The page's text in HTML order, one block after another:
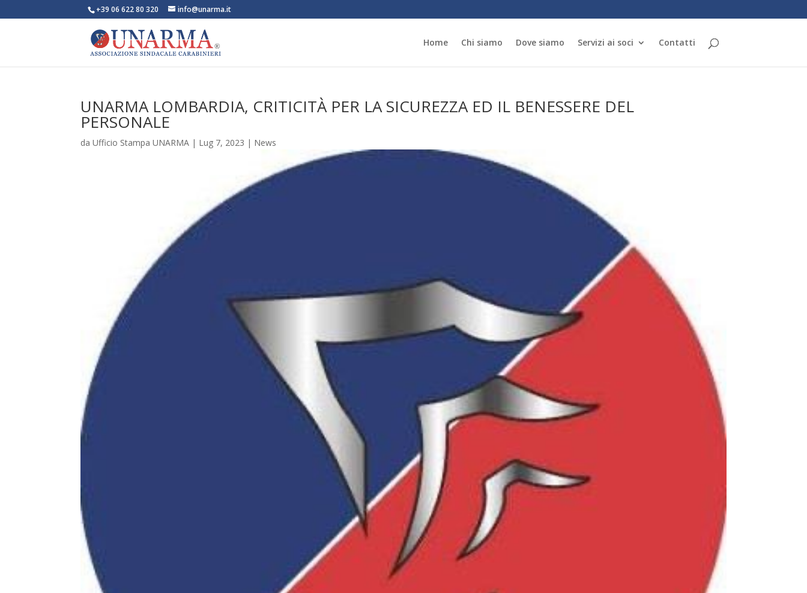
+39 06 622 80 320 info@unarma.it
Home Chi siamo Dove siamo Servizi ai soci Contatti
UNARMA LOMBARDIA, CRITICITÀ PER LA SICUREZZA ED IL BENESSERE DEL
PERSONALE
daUfficio Stampa UNARMA | Lug 7, 2023 | News